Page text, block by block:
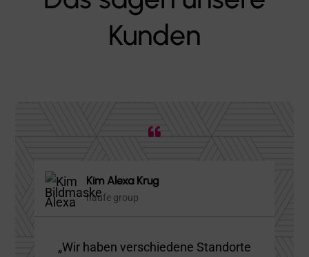
Kunden

Kim Alexa Krug
haufe group
„Wir haben verschiedene Standorte